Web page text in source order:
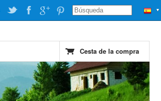
▼
Cesta de la compra